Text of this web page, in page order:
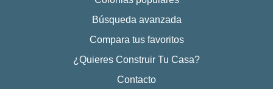
Búsqueda avanzada
Compara tus favoritos
¿Quieres Construir Tu Casa?
Contacto